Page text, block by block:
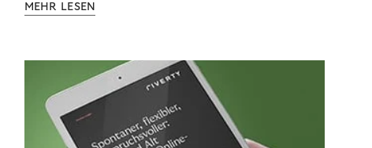
Finanzbildung ermöglicht. So bleiben Menschen
Unternehmen.
MEHR LESEN